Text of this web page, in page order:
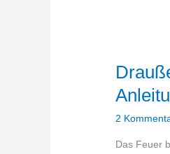
2
Das Feuer